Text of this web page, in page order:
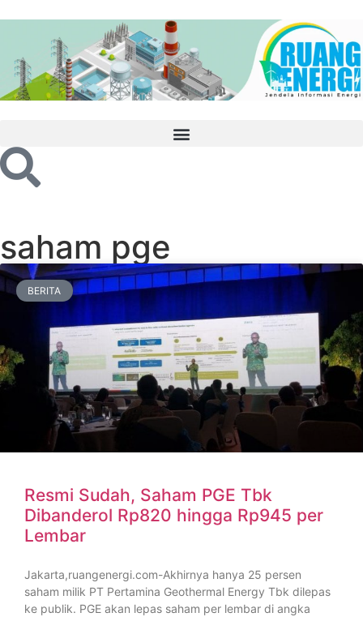
saham pge
BERITA
Resmi Sudah, Saham PGE Tbk
Dibanderol Rp820 hingga Rp945 per
Lembar
Jakarta,ruangenergi.com-Akhirnya hanya 25 persen
saham milik PT Pertamina Geothermal Energy Tbk dilepas
ke publik. PGE akan lepas saham per lembar di angka